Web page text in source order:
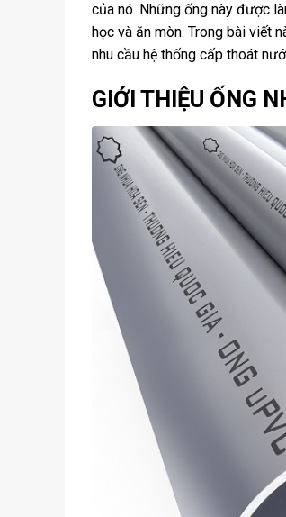
của nó. Những ống này được
học và ăn mòn. Trong bài viết
nhu cầu hệ thống cấp thoát
GIỚI THIỆU ỐNG